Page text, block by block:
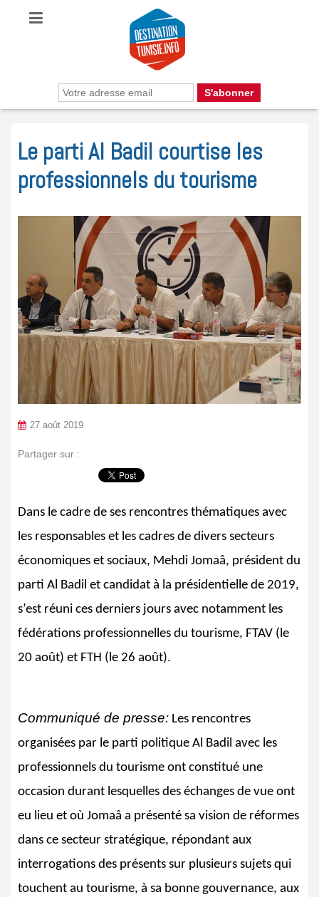
Le parti Al Badil courtise les
professionnels du tourisme
27 août 2019
Partager sur :
Dans le cadre de ses rencontres thématiques avec
les responsables et les cadres de divers secteurs
économiques et sociaux, Mehdi Jomaâ, président du
parti Al Badil et candidat à la présidentielle de 2019,
s’est réuni ces derniers jours avec notamment les
fédérations professionnelles du tourisme, FTAV (le
20 août) et FTH (le 26 août).
Communiqué de presse: Les rencontres
organisées par le parti politique Al Badil avec les
professionnels du tourisme ont constitué une
occasion durant lesquelles des échanges de vue ont
eu lieu et où Jomaâ a présenté sa vision de réformes
dans ce secteur stratégique, répondant aux
interrogations des présents sur plusieurs sujets qui
touchent au tourisme, à sa bonne gouvernance, aux